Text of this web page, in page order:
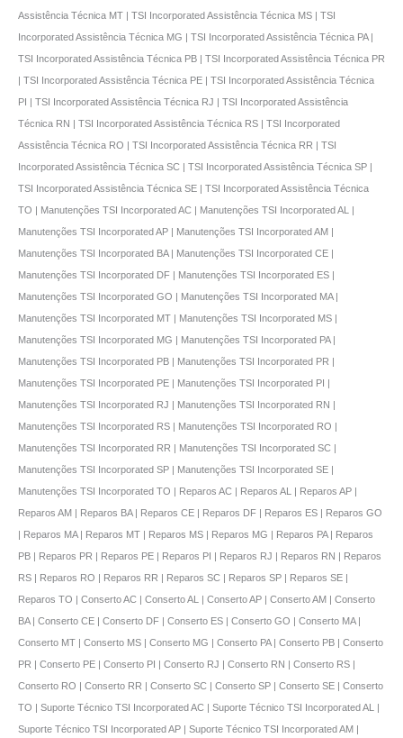
Assistência Técnica MT | TSI Incorporated Assistência Técnica MS | TSI
Incorporated Assistência Técnica MG | TSI Incorporated Assistência Técnica PA |
TSI Incorporated Assistência Técnica PB | TSI Incorporated Assistência Técnica PR
| TSI Incorporated Assistência Técnica PE | TSI Incorporated Assistência Técnica
PI | TSI Incorporated Assistência Técnica RJ | TSI Incorporated Assistência
Técnica RN | TSI Incorporated Assistência Técnica RS | TSI Incorporated
Assistência Técnica RO | TSI Incorporated Assistência Técnica RR | TSI
Incorporated Assistência Técnica SC | TSI Incorporated Assistência Técnica SP |
TSI Incorporated Assistência Técnica SE | TSI Incorporated Assistência Técnica
TO | Manutenções TSI Incorporated AC | Manutenções TSI Incorporated AL |
Manutenções TSI Incorporated AP | Manutenções TSI Incorporated AM |
Manutenções TSI Incorporated BA | Manutenções TSI Incorporated CE |
Manutenções TSI Incorporated DF | Manutenções TSI Incorporated ES |
Manutenções TSI Incorporated GO | Manutenções TSI Incorporated MA |
Manutenções TSI Incorporated MT | Manutenções TSI Incorporated MS |
Manutenções TSI Incorporated MG | Manutenções TSI Incorporated PA |
Manutenções TSI Incorporated PB | Manutenções TSI Incorporated PR |
Manutenções TSI Incorporated PE | Manutenções TSI Incorporated PI |
Manutenções TSI Incorporated RJ | Manutenções TSI Incorporated RN |
Manutenções TSI Incorporated RS | Manutenções TSI Incorporated RO |
Manutenções TSI Incorporated RR | Manutenções TSI Incorporated SC |
Manutenções TSI Incorporated SP | Manutenções TSI Incorporated SE |
Manutenções TSI Incorporated TO | Reparos AC | Reparos AL | Reparos AP |
Reparos AM | Reparos BA | Reparos CE | Reparos DF | Reparos ES | Reparos GO
| Reparos MA | Reparos MT | Reparos MS | Reparos MG | Reparos PA | Reparos
PB | Reparos PR | Reparos PE | Reparos PI | Reparos RJ | Reparos RN | Reparos
RS | Reparos RO | Reparos RR | Reparos SC | Reparos SP | Reparos SE |
Reparos TO | Conserto AC | Conserto AL | Conserto AP | Conserto AM | Conserto
BA | Conserto CE | Conserto DF | Conserto ES | Conserto GO | Conserto MA |
Conserto MT | Conserto MS | Conserto MG | Conserto PA | Conserto PB | Conserto
PR | Conserto PE | Conserto PI | Conserto RJ | Conserto RN | Conserto RS |
Conserto RO | Conserto RR | Conserto SC | Conserto SP | Conserto SE | Conserto
TO | Suporte Técnico TSI Incorporated AC | Suporte Técnico TSI Incorporated AL |
Suporte Técnico TSI Incorporated AP | Suporte Técnico TSI Incorporated AM |